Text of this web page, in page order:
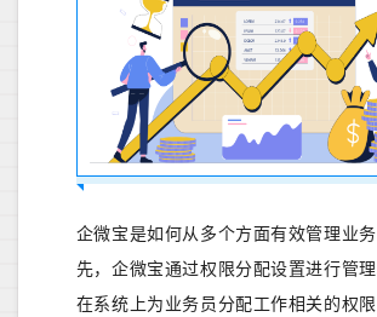
企微宝是如何从多个方面有效管理业
先，企微宝通过权限分配设置进行管
在系统上为业务员分配工作相关的权